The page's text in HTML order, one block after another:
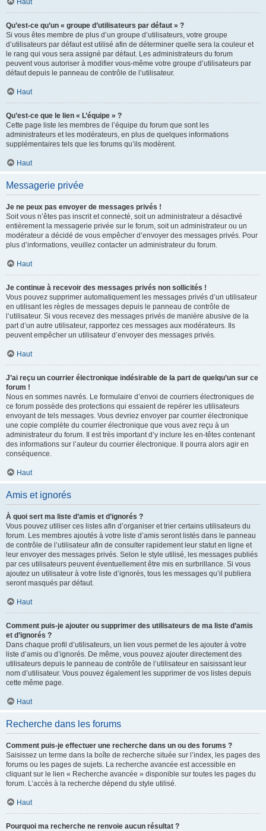
Haut
Qu’est-ce qu’un « groupe d’utilisateurs par défaut » ?
Si vous êtes membre de plus d’un groupe d’utilisateurs, votre groupe
d’utilisateurs par défaut est utilisé afin de déterminer quelle sera la couleur et
le rang qui vous sera assigné par défaut. Les administrateurs du forum
peuvent vous autoriser à modifier vous-même votre groupe d’utilisateurs par
défaut depuis le panneau de contrôle de l’utilisateur.
Haut
Qu’est-ce que le lien « L’équipe » ?
Cette page liste les membres de l’équipe du forum que sont les
administrateurs et les modérateurs, en plus de quelques informations
supplémentaires tels que les forums qu’ils modèrent.
Haut
Messagerie privée
Je ne peux pas envoyer de messages privés !
Soit vous n’êtes pas inscrit et connecté, soit un administrateur a désactivé
entièrement la messagerie privée sur le forum, soit un administrateur ou un
modérateur a décidé de vous empêcher d’envoyer des messages privés. Pour
plus d’informations, veuillez contacter un administrateur du forum.
Haut
Je continue à recevoir des messages privés non sollicités !
Vous pouvez supprimer automatiquement les messages privés d’un utilisateur
en utilisant les règles de messages depuis le panneau de contrôle de
l’utilisateur. Si vous recevez des messages privés de manière abusive de la
part d’un autre utilisateur, rapportez ces messages aux modérateurs. Ils
peuvent empêcher un utilisateur d’envoyer des messages privés.
Haut
J’ai reçu un courrier électronique indésirable de la part de quelqu’un sur ce
forum !
Nous en sommes navrés. Le formulaire d’envoi de courriers électroniques de
ce forum possède des protections qui essaient de repérer les utilisateurs
envoyant de tels messages. Vous devriez envoyer par courrier électronique
une copie complète du courrier électronique que vous avez reçu à un
administrateur du forum. Il est très important d’y inclure les en-têtes contenant
des informations sur l’auteur du courrier électronique. Il pourra alors agir en
conséquence.
Haut
Amis et ignorés
À quoi sert ma liste d’amis et d’ignorés ?
Vous pouvez utiliser ces listes afin d’organiser et trier certains utilisateurs du
forum. Les membres ajoutés à votre liste d’amis seront listés dans le panneau
de contrôle de l’utilisateur afin de consulter rapidement leur statut en ligne et
leur envoyer des messages privés. Selon le style utilisé, les messages publiés
par ces utilisateurs peuvent éventuellement être mis en surbrillance. Si vous
ajoutez un utilisateur à votre liste d’ignorés, tous les messages qu’il publiera
seront masqués par défaut.
Haut
Comment puis-je ajouter ou supprimer des utilisateurs de ma liste d’amis
et d’ignorés ?
Dans chaque profil d’utilisateurs, un lien vous permet de les ajouter à votre
liste d’amis ou d’ignorés. De même, vous pouvez ajouter directement des
utilisateurs depuis le panneau de contrôle de l’utilisateur en saisissant leur
nom d’utilisateur. Vous pouvez également les supprimer de vos listes depuis
cette même page.
Haut
Recherche dans les forums
Comment puis-je effectuer une recherche dans un ou des forums ?
Saisissez un terme dans la boîte de recherche située sur l’index, les pages des
forums ou les pages de sujets. La recherche avancée est accessible en
cliquant sur le lien « Recherche avancée » disponible sur toutes les pages du
forum. L’accès à la recherche dépend du style utilisé.
Haut
Pourquoi ma recherche ne renvoie aucun résultat ?